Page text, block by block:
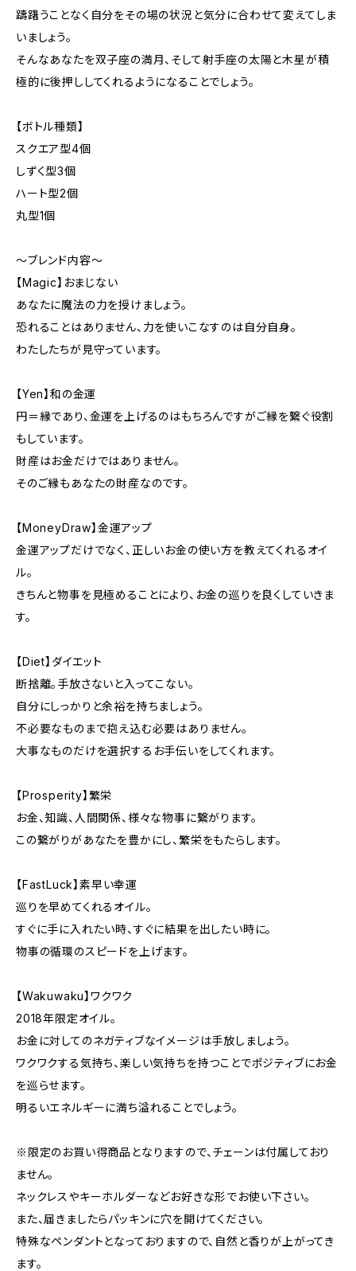
躊躇うことなく自分をその場の状況と気分に合わせて変えてしま
いましょう。
そんなあなたを双子座の満月、そして射手座の太陽と木星が積
極的に後押ししてくれるようになることでしょう。
【ボトル種類】
スクエア型4個
しずく型3個
ハート型2個
丸型1個
～ブレンド内容～
【Magic】おまじない
あなたに魔法の力を授けましょう。
恐れることはありません、力を使いこなすのは自分自身。
わたしたちが見守っています。
【Yen】和の金運
円＝縁であり、金運を上げるのはもちろんですがご縁を繋ぐ役割
もしています。
財産はお金だけではありません。
そのご縁もあなたの財産なのです。
【MoneyDraw】金運アップ
金運アップだけでなく、正しいお金の使い方を教えてくれるオイ
ル。
きちんと物事を見極めることにより、お金の巡りを良くしていきま
す。
【Diet】ダイエット
断捨離。手放さないと入ってこない。
自分にしっかりと余裕を持ちましょう。
不必要なものまで抱え込む必要はありません。
大事なものだけを選択するお手伝いをしてくれます。
【Prosperity】繁栄
お金、知識、人間関係、様々な物事に繋がります。
この繋がりがあなたを豊かにし、繁栄をもたらします。
【FastLuck】素早い幸運
巡りを早めてくれるオイル。
すぐに手に入れたい時、すぐに結果を出したい時に。
物事の循環のスピードを上げます。
【Wakuwaku】ワクワク
2018年限定オイル。
お金に対してのネガティブなイメージは手放しましょう。
ワクワクする気持ち、楽しい気持ちを持つことでポジティブにお金
を巡らせます。
明るいエネルギーに満ち溢れることでしょう。
※限定のお買い得商品となりますので、チェーンは付属しており
ません。
ネックレスやキーホルダーなどお好きな形でお使い下さい。
また、届きましたらパッキンに穴を開けてください。
特殊なペンダントとなっておりますので、自然と香りが上がってき
ます。